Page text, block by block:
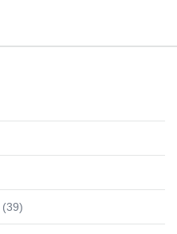
(39)